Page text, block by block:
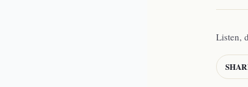
Listen,